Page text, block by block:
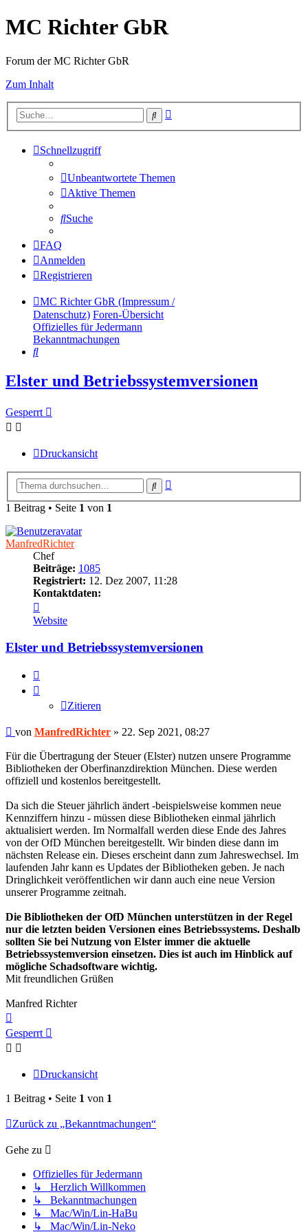
MC Richter GbR
Forum der MC Richter GbR
Zum Inhalt
Suche
Schnellzugriff
Unbeantwortete Themen
Aktive Themen
Suche
FAQ
Anmelden
Registrieren
MC Richter GbR (Impressum /
Datenschutz) Foren-Übersicht
Offizielles für Jedermann
Bekanntmachungen
Suche
Elster und Betriebssystemversionen
Gesperrt
Druckansicht
Suche
1 Beitrag • Seite 1 von 1
ManfredRichter
Chef
Beiträge: 1085
Registriert: 12. Dez 2007, 11:28
Kontaktdaten:
von
ManfredRichter
Website
Elster und Betriebssystemversionen
Zitieren
Beitrag
von ManfredRichter » 22. Sep 2021, 08:27
Für die Übertragung der Steuer (Elster) nutzen unsere Programme
Bibliotheken der Oberfinanzdirektion München. Diese werden
offiziell und kostenlos bereitgestellt.
Da sich die Steuer jährlich ändert -beispielsweise kommen neue
Kennziffern hinzu - müssen diese Bibliotheken einmal jährlich
aktualisiert werden. Im Normalfall werden diese Ende des Jahres
von der OfD München bereitgestellt. Wir binden diese dann im
nächsten Release ein. Dieses erscheint dann zum Jahreswechsel. Im
laufenden Jahr kann es Updates der Bibliotheken geben. Je nach
Dringlichkeit veröffentlichen wir dann auch eine neue Version
unserer Programme zeitnah.
Die Bibliotheken der OfD München unterstützen in der Regel
nur die letzten beiden Versionen eines Betriebssystems. Deshalb
sollten Sie bei Nutzung von Elster immer die aktuelle
Betriebssystemversion einsetzen. Dies ist auch im Hinblick auf
mögliche Schadsoftware wichtig.
Mit freundlichen Grüßen
Manfred Richter
oben
Gesperrt
Druckansicht
1 Beitrag • Seite 1 von 1
Zurück zu „Bekanntmachungen“
Gehe zu
Offizielles für Jedermann
↳ Herzlich Willkommen
↳ Bekanntmachungen
↳ Mac/Win/Lin-HaBu
↳ Mac/Win/Lin-Neko